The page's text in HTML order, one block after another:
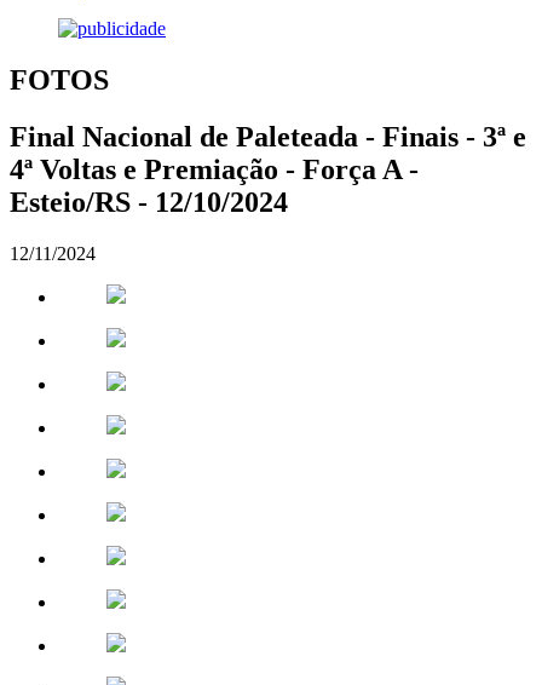
FOTOS
Final Nacional de Paleteada - Finais - 3ª e
4ª Voltas e Premiação - Força A -
Esteio/RS - 12/10/2024
12/11/2024